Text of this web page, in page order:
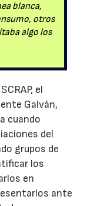
blanca,
otros
algo los
el
Galván,
cuando
del
grupos de
los
en
ante